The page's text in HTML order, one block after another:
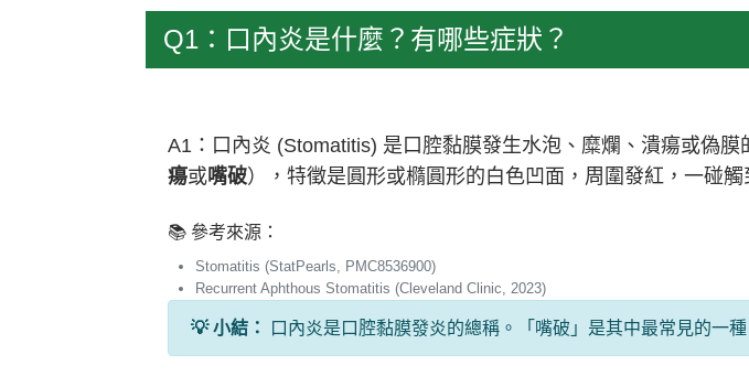
Q1：口內炎是什麼？有哪些症狀？
A1：口內炎 (Stomatitis) 是口腔黏膜發生水泡、糜爛、潰瘍或偽
瘍或嘴破），特徵是圓形或橢圓形的白色凹面，周圍發紅，一碰觸
📚 參考來源：
Stomatitis (StatPearls, PMC8536900)
Recurrent Aphthous Stomatitis (Cleveland Clinic, 2023)
💡 小結： 口內炎是口腔黏膜發炎的總稱。「嘴破」是其中最常見的一種